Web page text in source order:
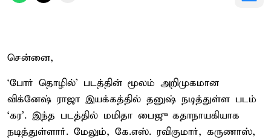
சென்னை,
‘போர் தொழில்’ படத்தின் மூலம் அறிமுகமான
விக்னேஷ் ராஜா இயக்கத்தில் தனுஷ் நடித்துள்ள படம்
‘கர’. இந்த படத்தில் மமிதா பைஜு கதாநாயகியாக
நடித்துள்ளார். மேலும், கே.எஸ். ரவிகுமார், கருணாஸ்,